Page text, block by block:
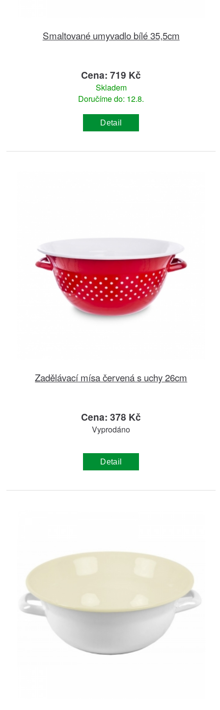
Smaltované umyvadlo bílé 35,5cm
Cena: 719 Kč
Skladem
Doručíme do: 12.8.
Detail
Zadělávací mísa červená s uchy 26cm
Cena: 378 Kč
Vyprodáno
Detail